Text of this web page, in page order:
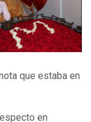
que estaba en
en